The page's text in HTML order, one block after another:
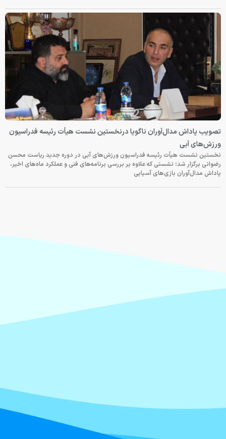
تصویب پاداش مدال‌آوران ناگویا درنخستین نشست هیأت رئیسه فدراسیون
ورزش‌های آبی
نخستین نشست هیأت رئیسه فدراسیون ورزش‌های آبی در دوره جدید ریاست محسن
رضوانی برگزار شد؛ نشستی که علاوه بر بررسی برنامه‌های فنی و عملکرد ماه‌های اخیر،
پاداش مدال‌آوران بازی‌های آسیایی